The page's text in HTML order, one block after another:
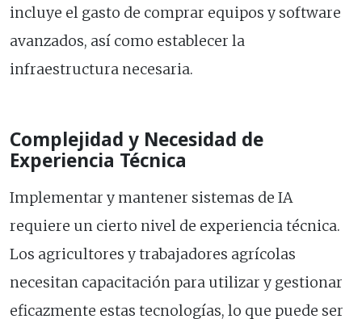
incluye el gasto de comprar equipos y software
avanzados, así como establecer la
infraestructura necesaria.
Complejidad y Necesidad de
Experiencia Técnica
Implementar y mantener sistemas de IA
requiere un cierto nivel de experiencia técnica.
Los agricultores y trabajadores agrícolas
necesitan capacitación para utilizar y gestionar
eficazmente estas tecnologías, lo que puede ser